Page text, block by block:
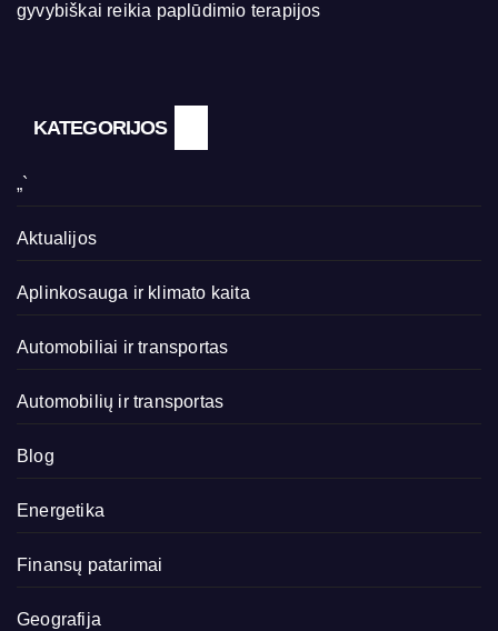
gyvybiškai reikia paplūdimio terapijos
KATEGORIJOS
„`
Aktualijos
Aplinkosauga ir klimato kaita
Automobiliai ir transportas
Automobilių ir transportas
Blog
Energetika
Finansų patarimai
Geografija